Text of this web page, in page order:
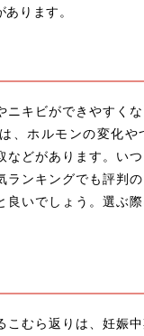
ります。
ニキビができやすく
、ホルモンの変化や
などがあります。い
ランキングでも評判
良いでしょう。選ぶ
こむら返りは、妊娠